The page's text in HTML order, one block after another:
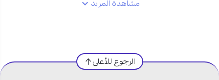
اطلبها الآن من متجر نجم الأجهزة!
قلاية هوائية
الماركة:فيليبس
مشاهدة المزيد
الرجوع للأعلى